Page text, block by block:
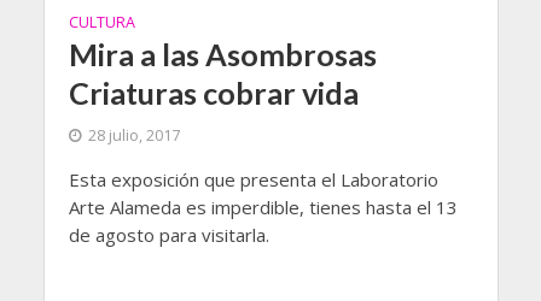
CULTURA
Mira a las Asombrosas
Criaturas cobrar vida
28 julio, 2017
Esta exposición que presenta el Laboratorio
Arte Alameda es imperdible, tienes hasta el 13
de agosto para visitarla.